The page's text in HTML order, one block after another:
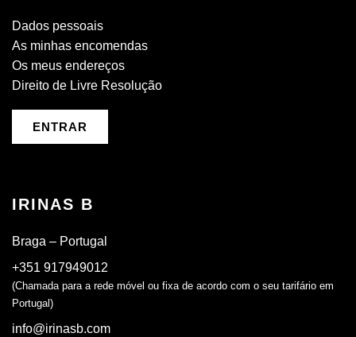
Dados pessoais
As minhas encomendas
Os meus endereços
Direito de Livre Resolução
ENTRAR
IRINAS B
Braga – Portugal
+351 917949012
(Chamada para a rede móvel ou fixa de acordo com o seu tarifário em
Portugal)
info@irinasb.com